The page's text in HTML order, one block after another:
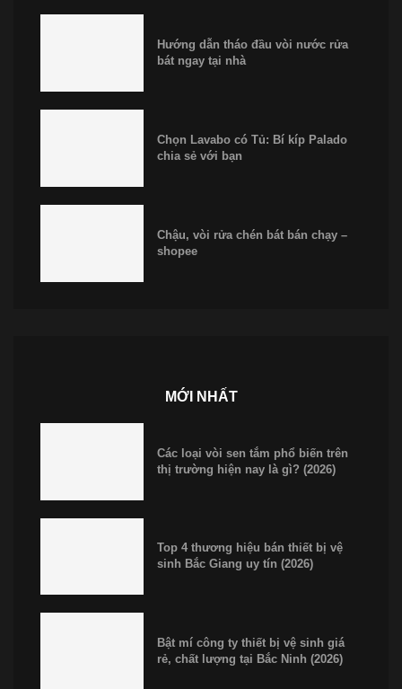
Hướng dẫn tháo đầu vòi nước rửa
bát ngay tại nhà
Chọn Lavabo có Tủ: Bí kíp Palado
chia sẻ với bạn
Chậu, vòi rửa chén bát bán chạy –
shopee
MỚI NHẤT
Các loại vòi sen tắm phổ biến trên
thị trường hiện nay là gì? (2026)
Top 4 thương hiệu bán thiết bị vệ
sinh Bắc Giang uy tín (2026)
Bật mí công ty thiết bị vệ sinh giá
rẻ, chất lượng tại Bắc Ninh (2026)